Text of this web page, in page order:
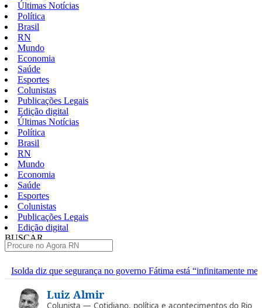
Últimas Notícias
Política
Brasil
RN
Mundo
Economia
Saúde
Esportes
Colunistas
Publicações Legais
Edição digital
Últimas Notícias
Política
Brasil
RN
Mundo
Economia
Saúde
Esportes
Colunistas
Publicações Legais
Edição digital
BUSCAR
no governo Fátima está “infinitamente melhor”
TJRN
Luiz Almir
Colunista — Cotidiano, política e acontecimentos do Rio